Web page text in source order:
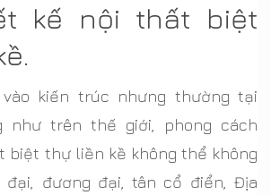
kế nội thất biệt
kiến trúc nhưng thường tại
như trên thế giới, phong cách
biệt thự liền kề không thể không
đương đại, tân cổ điển, Địa